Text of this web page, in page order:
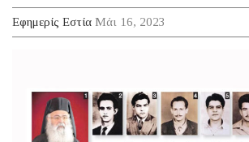
Εφημερίς Εστία Μάι 16, 2023